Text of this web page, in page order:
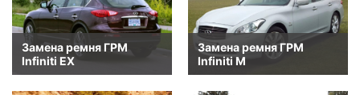
Замена ремня ГРМ
Infiniti EX
Замена ремня ГРМ
Infiniti M